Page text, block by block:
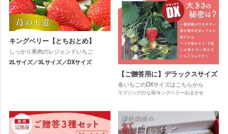
キングベリー【とちおとめ】
しっかり果肉のレジェンドいちご
2Lサイズ／3Lサイズ／DXサイズ
【ご贈答用に】デラックスサイズ
各いちごのDXサイズはこちらから
ラブソング/ひな苺/キングベリー/おまかせ